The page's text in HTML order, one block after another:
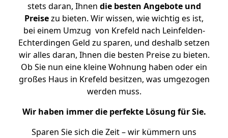
stets daran, Ihnen die besten Angebote und
Preisezu bieten. Wir wissen, wie wichtig es ist,
bei einem Umzug von Krefeld nach Leinfelden-
Echterdingen Geld zu sparen, und deshalb setzen
wir alles daran, Ihnen die besten Preise zu bieten.
Ob Sie nun eine kleine Wohnung haben oder ein
großes Haus in Krefeld besitzen, was umgezogen
werden muss.
Wir haben immer die perfekte Lösung für Sie.
Sparen Sie sich die Zeit – wir kümmern uns